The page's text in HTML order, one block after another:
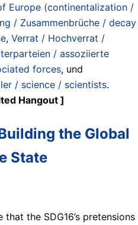
Europe (continentalization /
/ Zusammenbrüche / decay
, Verrat / Hochverrat /
/ assoziierte
forces, und
/ science / scientists.
Hangout ]
the Global
State
the SDG16’s pretensions